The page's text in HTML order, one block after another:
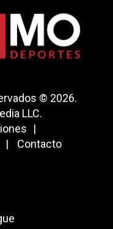
© 2026.
LLC.
Contacto